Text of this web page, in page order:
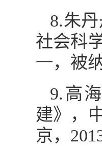
8.朱
社会科
一，被
9.高
建》，
京，